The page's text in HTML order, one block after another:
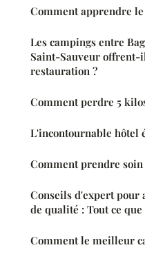
Comment apprendre
Les campings entre
Saint-Sauveur offrent-
restauration ?
Comment perdre 5
L'incontournable hôtel
Comment prendre soin
Conseils d'expert pour
de qualité : Tout ce
Comment le meilleur